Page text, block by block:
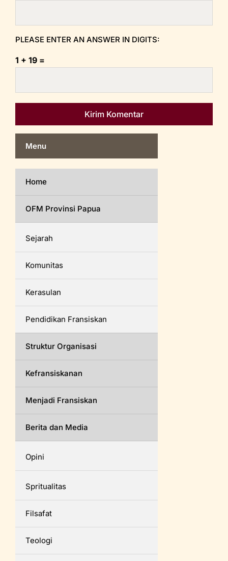
PLEASE ENTER AN ANSWER IN DIGITS:
1 + 19 =
Menu
Home
OFM Provinsi Papua
Sejarah
Komunitas
Kerasulan
Pendidikan Fransiskan
Struktur Organisasi
Kefransiskanan
Menjadi Fransiskan
Berita dan Media
Opini
Spritualitas
Filsafat
Teologi